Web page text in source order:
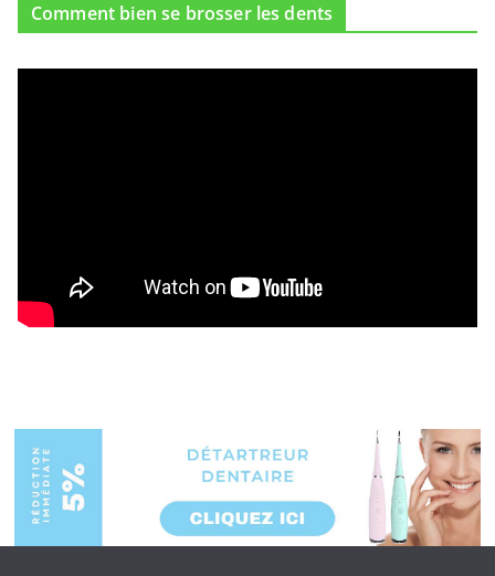
Comment bien se brosser les dents